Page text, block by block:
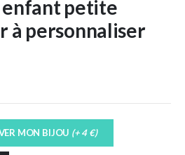
enfant petite
à personnaliser
: MON BIJOU (+ 4 €)